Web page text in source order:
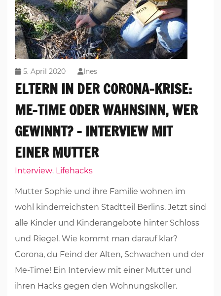
5. April 2020 Ines
ELTERN IN DER CORONA-KRISE:
ME-TIME ODER WAHNSINN, WER
GEWINNT? – INTERVIEW MIT
EINER MUTTER
Interview, Lifehacks
Mutter Sophie und ihre Familie wohnen im
wohl kinderreichsten Stadtteil Berlins. Jetzt sind
alle Kinder und Kinderangebote hinter Schloss
und Riegel. Wie kommt man darauf klar?
Corona, du Feind der Alten, Schwachen und der
Me-Time! Ein Interview mit einer Mutter und
ihren Hacks gegen den Wohnungskoller.